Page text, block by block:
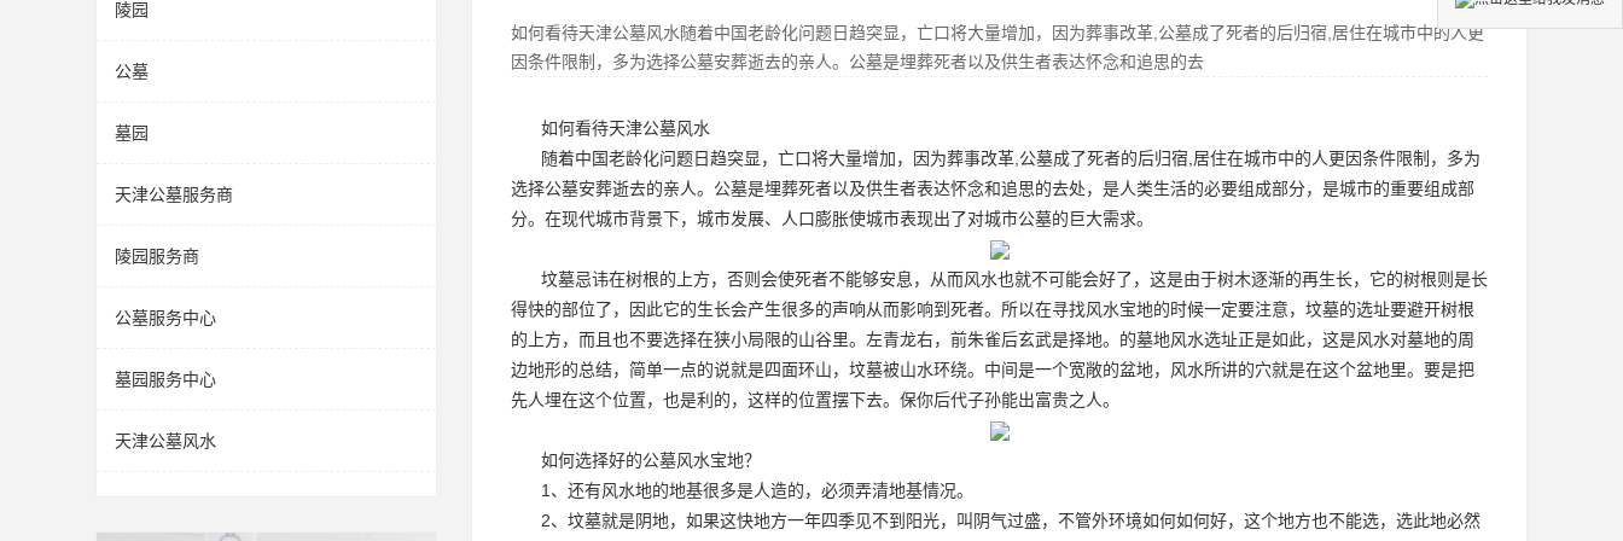
陵园
公墓
墓园
天津公墓服务商
陵园服务商
公墓服务中心
墓园服务中心
天津公墓风水
如何看待天津公墓风水随着中国老龄化问题日趋突显，亡口将大量增加，因为葬事改革,公墓成了死者的后归宿,居住在城市中的人更
因条件限制，多为选择公墓安葬逝去的亲人。公墓是埋葬死者以及供生者表达怀念和追思的去
如何看待天津公墓风水
随着中国老龄化问题日趋突显，亡口将大量增加，因为葬事改革,公墓成了死者的后归宿,居住在城市中的人更因条件限制，多为
选择公墓安葬逝去的亲人。公墓是埋葬死者以及供生者表达怀念和追思的去处，是人类生活的必要组成部分，是城市的重要组成部
分。在现代城市背景下，城市发展、人口膨胀使城市表现出了对城市公墓的巨大需求。
坟墓忌讳在树根的上方，否则会使死者不能够安息，从而风水也就不可能会好了，这是由于树木逐渐的再生长，它的树根则是长
得快的部位了，因此它的生长会产生很多的声响从而影响到死者。所以在寻找风水宝地的时候一定要注意，坟墓的选址要避开树根
的上方，而且也不要选择在狭小局限的山谷里。左青龙右，前朱雀后玄武是择地。的墓地风水选址正是如此，这是风水对墓地的周
边地形的总结，简单一点的说就是四面环山，坟墓被山水环绕。中间是一个宽敞的盆地，风水所讲的穴就是在这个盆地里。要是把
先人埋在这个位置，也是利的，这样的位置摆下去。保你后代子孙能出富贵之人。
如何选择好的公墓风水宝地？
1、还有风水地的地基很多是人造的，必须弄清地基情况。
2、坟墓就是阴地，如果这快地方一年四季见不到阳光，叫阴气过盛，不管外环境如何如何好，这个地方也不能选，选此地必然